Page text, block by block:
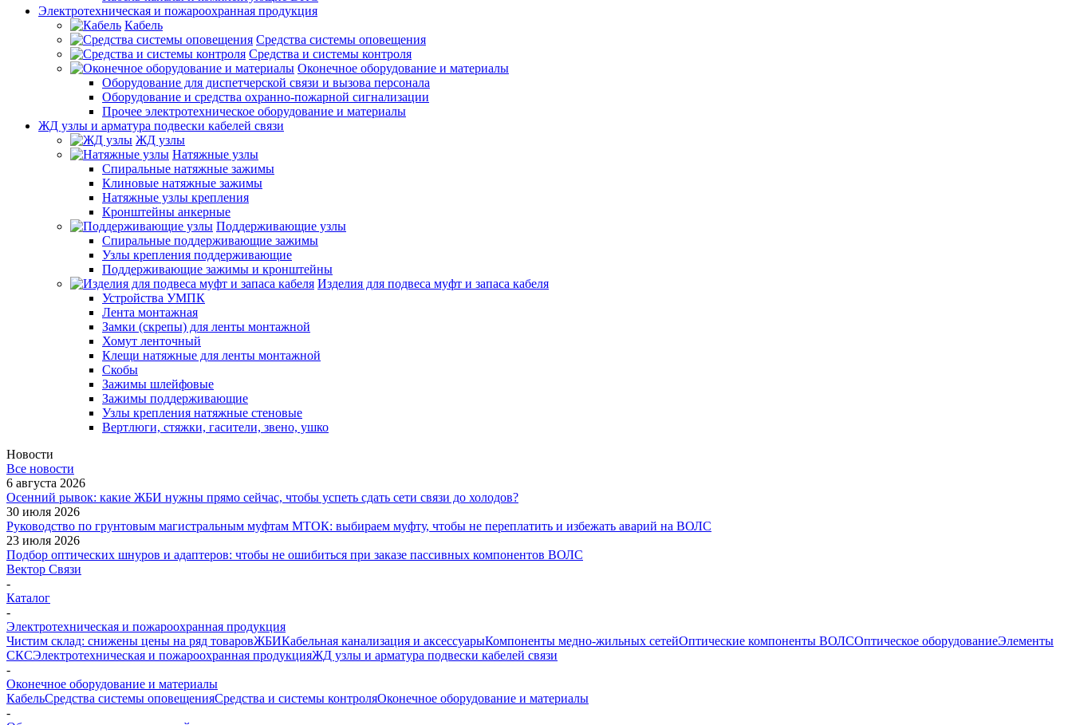
Электротехническая и пожароохранная продукция
Кабель
Средства системы оповещения
Средства и системы контроля
Оконечное оборудование и материалы
Оборудование для диспетчерской связи и вызова персонала
Оборудование и средства охранно-пожарной сигнализации
Прочее электротехническое оборудование и материалы
ЖД узлы и арматура подвески кабелей связи
ЖД узлы
Натяжные узлы
Спиральные натяжные зажимы
Клиновые натяжные зажимы
Натяжные узлы крепления
Кронштейны анкерные
Поддерживающие узлы
Спиральные поддерживающие зажимы
Узлы крепления поддерживающие
Поддерживающие зажимы и кронштейны
Изделия для подвеса муфт и запаса кабеля
Устройства УМПК
Лента монтажная
Замки (скрепы) для ленты монтажной
Хомут ленточный
Клещи натяжные для ленты монтажной
Скобы
Зажимы шлейфовые
Зажимы поддерживающие
Узлы крепления натяжные стеновые
Вертлюги, стяжки, гасители, звено, ушко
Новости
Все новости
6 августа 2026
Осенний рывок: какие ЖБИ нужны прямо сейчас, чтобы успеть сдать сети связи до холодов?
30 июля 2026
Руководство по грунтовым магистральным муфтам МТОК: выбираем муфту, чтобы не переплатить и избежать аварий на ВОЛС
23 июля 2026
Подбор оптических шнуров и адаптеров: чтобы не ошибиться при заказе пассивных компонентов ВОЛС
Вектор Связи
-
Каталог
-
Электротехническая и пожароохранная продукция
Чистим склад: снижены цены на ряд товаровЖБИКабельная канализация и аксессуарыКомпоненты медно-жильных сетейОптические компоненты ВОЛСОптическое оборудованиеЭлементы
СКСЭлектротехническая и пожароохранная продукцияЖД узлы и арматура подвески кабелей связи
-
Оконечное оборудование и материалы
КабельСредства системы оповещенияСредства и системы контроляОконечное оборудование и материалы
-